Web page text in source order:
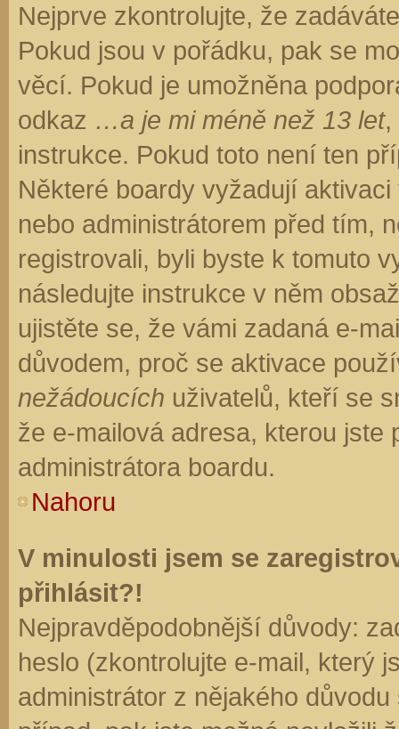
Nejprve zkontrolujte, že
Pokud jsou v pořádku, pak se
věcí. Pokud je umožněna
odkaz …a je mi méně než 13 let,
instrukce. Pokud toto není ten
Některé boardy vyžadují
nebo administrátorem před tím,
registrovali, byli byste k tomuto
následujte instrukce v něm
ujistěte se, že vámi zadaná e-
důvodem, proč se aktivace
nežádoucích uživatelů, kteří se
že e-mailová adresa, kterou jste
administrátora boardu.
Nahoru
V minulosti jsem se
přihlásit?!
Nejpravděpodobnější důvody:
heslo (zkontrolujte e-mail, který
administrátor z nějakého